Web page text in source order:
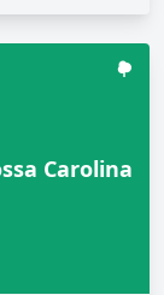
Carolina